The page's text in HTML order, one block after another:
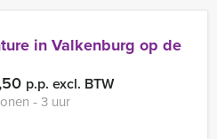
in Valkenburg op de
p.p. excl. BTW
‐ 3 uur